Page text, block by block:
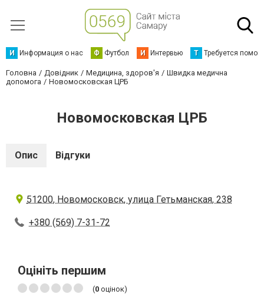
И Информация о нас Ф Футбол И Интервью Т Требуется
Головна Довідник Медицина, здоров'я
Швидка медична
допомога
Новомосковская ЦРБ
Новомосковская ЦРБ
Опис Відгуки
51200, Новомосковск, улица Гетьманская, 238
+380 (569) 7-31-72
Оцініть першим
(0 оцінок)